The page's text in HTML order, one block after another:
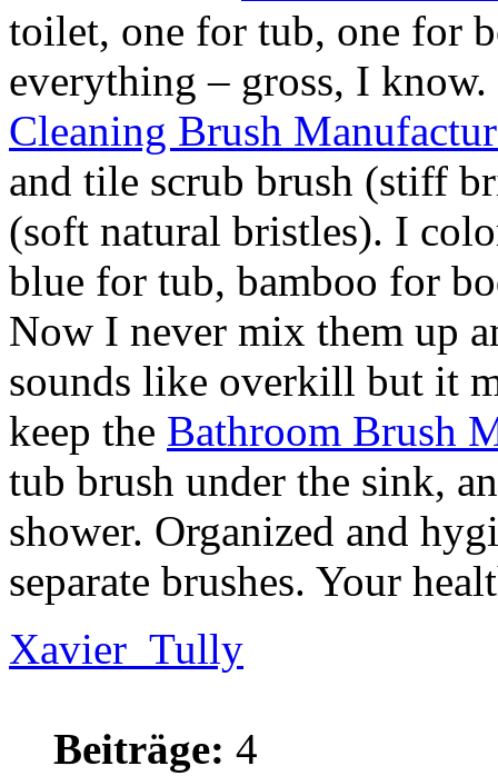
toilet, one for tub, one for
everything – gross, I
Cleaning Brush
and tile scrub brush (stiff
(soft natural bristles). I
blue for tub, bamboo for
Now I never mix them up
sounds like overkill but it
keep the Bathroom Brush
tub brush under the sink,
shower. Organized and
separate brushes. Your
Xavier_Tully
Beiträge: 4